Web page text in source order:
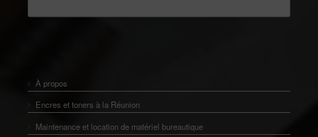
À propos
Encres et toners à la Réunion
Maintenance et location de matériel bureautique